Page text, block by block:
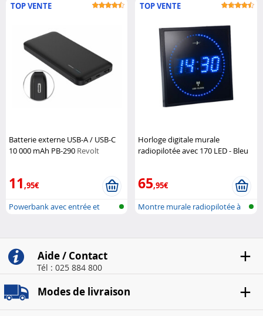
TOP VENTE
Batterie externe USB-A / USB-C
10 000 mAh PB-290 Revolt
11,95€
Powerbank avec entrée et
TOP VENTE
Horloge digitale murale
radiopilotée avec 170 LED - Bleu
65,95€
Montre murale radiopilotée à
Aide / Contact
Tél : 025 884 800
Modes de livraison